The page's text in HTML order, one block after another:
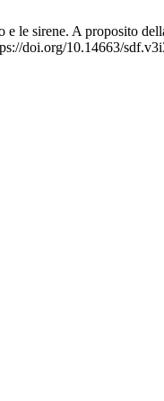
le sirene. A proposito
doi.org/10.14663/